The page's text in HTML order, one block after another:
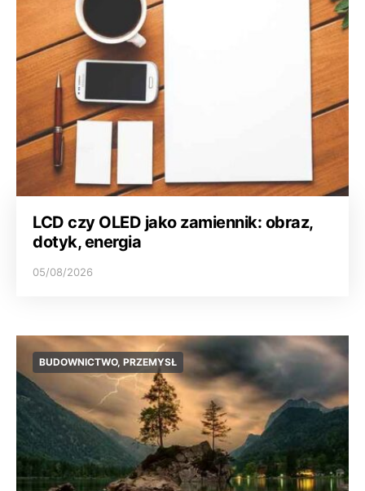
LCD czy OLED jako zamiennik: obraz,
dotyk, energia
05/08/2026
BUDOWNICTWO, PRZEMYSŁ